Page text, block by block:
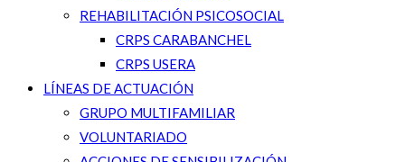
REHABILITACIÓN PSICOSOCIAL
CRPS CARABANCHEL
CRPS USERA
LÍNEAS DE ACTUACIÓN
GRUPO MULTIFAMILIAR
VOLUNTARIADO